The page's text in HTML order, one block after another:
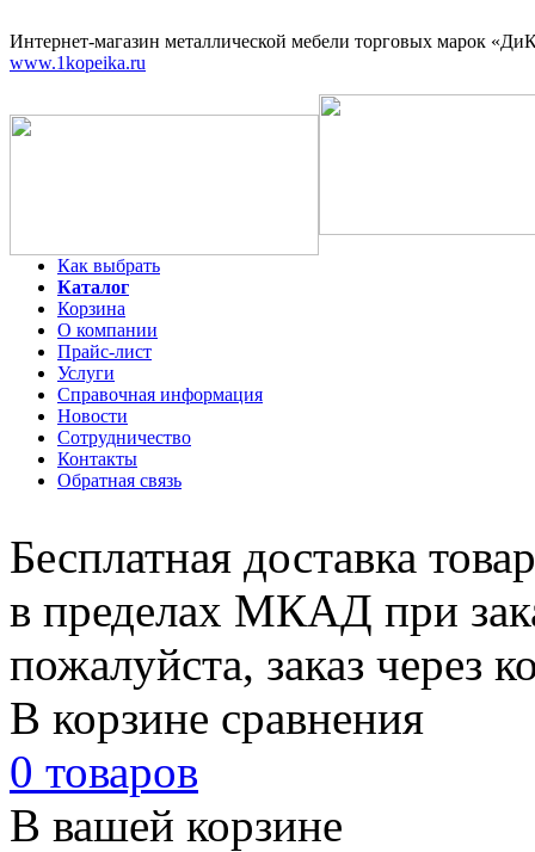
Интернет-магазин металлической мебели торговых марок
www.1kopeika.ru
Как выбрать
Каталог
Корзина
О компании
Прайс-лист
Услуги
Справочная информация
Новости
Сотрудничество
Контакты
Обратная связь
Бесплатная доставка
в пределах МКАД при
пожалуйста, заказ через
В корзине сравнения
0 товаров
В вашей корзине